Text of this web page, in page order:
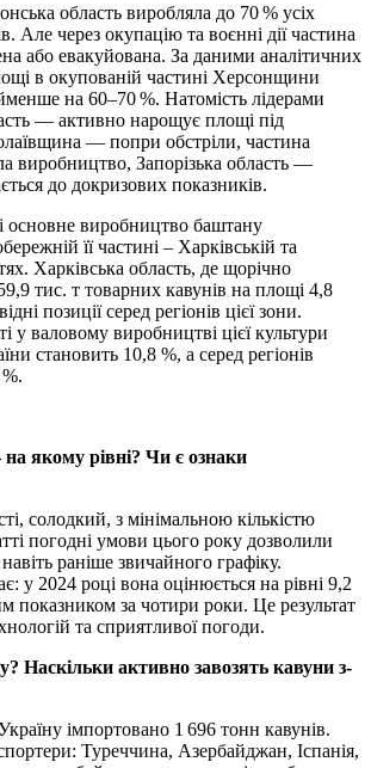
область виробляла до 70 % усіх
Але через окупацію та воєнні дії частина
або евакуйована. За даними аналітичних
в окупованій частині Херсонщини
на 60–70 %. Натомість лідерами
— активно нарощує площі під
— попри обстріли, частина
виробництво, Запорізька область —
до докризових показників.
основне виробництво баштану
її частині – Харківській та
Харківська область, де щорічно
тис. т товарних кавунів на площі 4,8
позиції серед регіонів цієї зони.
у валовому виробництві цієї культури
становить 10,8 %, а серед регіонів
якому рівні? Чи є ознаки
солодкий, з мінімальною кількістю
погодні умови цього року дозволили
раніше звичайного графіку.
у 2024 році вона оцінюється на рівні 9,2
показником за чотири роки. Це результат
та сприятливої погоди.
Наскільки активно завозять кавуни з-
імпортовано 1 696 тонн кавунів.
Туреччина, Азербайджан, Іспанія,